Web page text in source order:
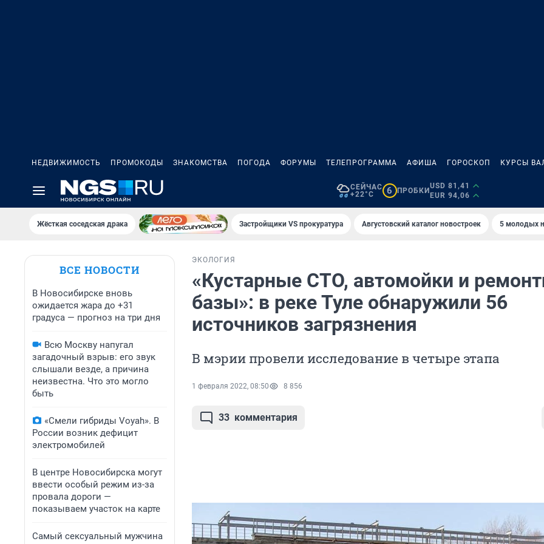
НЕДВИЖИМОСТЬ ПРОМОКОДЫ ЗНАКОМСТВА ПОГОДА ФОРУМЫ ТЕЛЕПРОГРАММА АФИША ГОРОСКОП КУРСЫ
СЕЙЧАС
+22°C
6 ПРОБКИ
USD 81,41
EUR 94,06
Жёсткая соседская драка Застройщики VS прокуратура Августовский каталог новостроек 5 молодых
ВСЕ НОВОСТИ
В Новосибирске вновь
ожидается жара до +31
градуса — прогноз на три дня
Всю Москву напугал
загадочный взрыв: его звук
слышали везде, а причина
неизвестна. Что это могло
быть
«Смели гибриды Voyah». В
России возник дефицит
электромобилей
В центре Новосибирска могут
ввести особый режим из-за
провала дороги —
показываем участок на карте
Самый сексуальный мужчина
ЭКОЛОГИЯ
«Кустарные СТО, автомойки и
базы»: в реке Туле обнаружили 56
источников загрязнения
В мэрии провели исследование в четыре этапа
1 февраля 2022, 08:50 8 856
33 комментария